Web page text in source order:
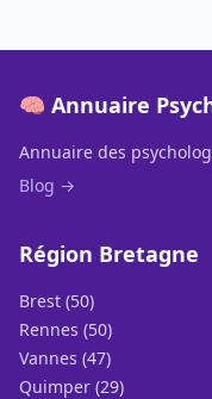
🧠 Annuaire
Annuaire des
Blog →
Région Bretagne
Brest (50)
Rennes (50)
Vannes (47)
Quimper (29)